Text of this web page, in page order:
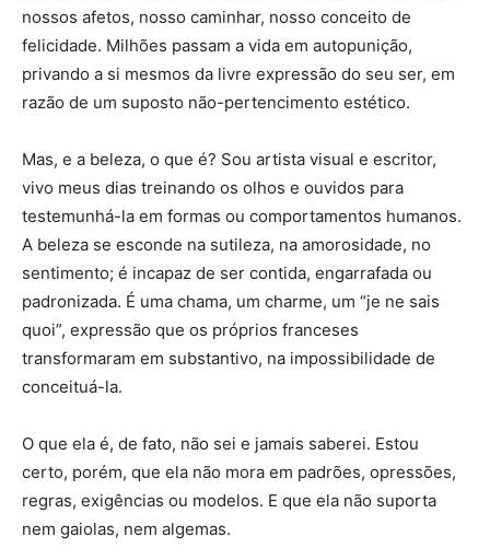
nossos afetos, nosso caminhar, nosso conceito de
felicidade. Milhões passam a vida em autopunição,
privando a si mesmos da livre expressão do seu ser, em
razão de um suposto não-pertencimento estético.
Mas, e a beleza, o que é? Sou artista visual e escritor,
vivo meus dias treinando os olhos e ouvidos para
testemunhá-la em formas ou comportamentos humanos.
A beleza se esconde na sutileza, na amorosidade, no
sentimento; é incapaz de ser contida, engarrafada ou
padronizada. É uma chama, um charme, um “je ne sais
quoi”, expressão que os próprios franceses
transformaram em substantivo, na impossibilidade de
conceituá-la.
O que ela é, de fato, não sei e jamais saberei. Estou
certo, porém, que ela não mora em padrões, opressões,
regras, exigências ou modelos. E que ela não suporta
nem gaiolas, nem algemas.